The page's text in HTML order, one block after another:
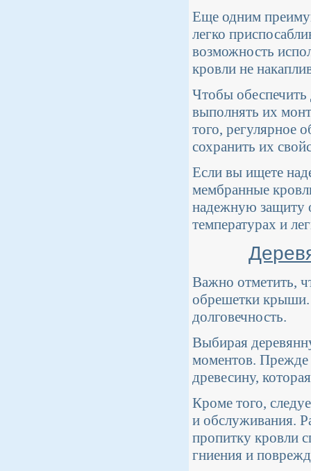
Еще одним
легко
возможность
кровли не
Чтобы
выполнять их
того, регулярное
сохранить их
Если вы ищете
мембранные
надежную защиту
температурах и
Важно отметить,
обрешетки крыши.
долговечность.
Выбирая
моментов. Прежде
древесину,
Кроме того,
и обслуживания.
пропитку кровли
гниения и